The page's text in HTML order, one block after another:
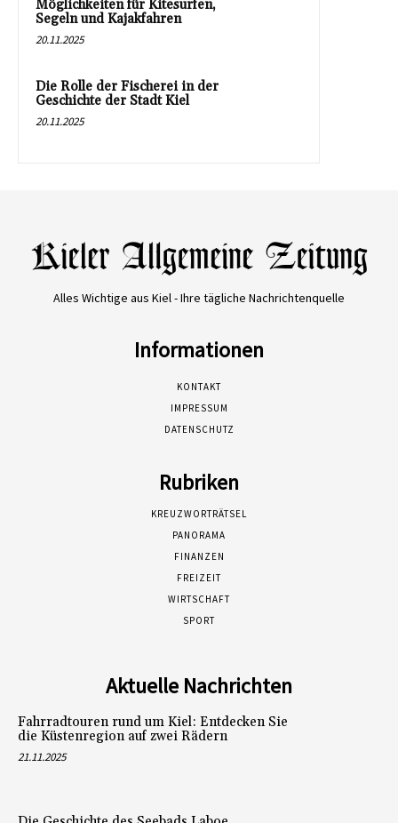
Möglichkeiten für Kitesurfen,
Segeln und Kajakfahren
20.11.2025
Die Rolle der Fischerei in der
Geschichte der Stadt Kiel
20.11.2025
Alles Wichtige aus Kiel - Ihre tägliche Nachrichtenquelle
Informationen
KONTAKT
IMPRESSUM
DATENSCHUTZ
Rubriken
KREUZWORTRÄTSEL
PANORAMA
FINANZEN
FREIZEIT
WIRTSCHAFT
SPORT
Aktuelle Nachrichten
Fahrradtouren rund um Kiel: Entdecken Sie
die Küstenregion auf zwei Rädern
21.11.2025